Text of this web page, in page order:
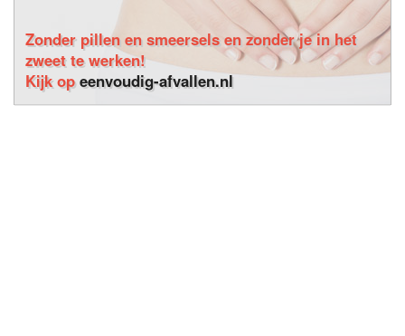
Zonder pillen en smeersels en zonder je in het
zweet te werken!
Kijk opeenvoudig-afvallen.nl